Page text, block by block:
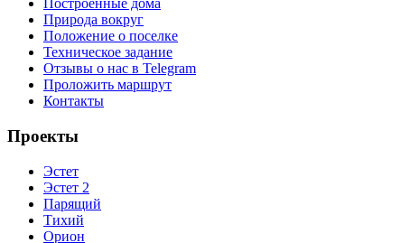
Построенные дома
Природа вокруг
Положение о поселке
Техническое задание
Отзывы о нас в Telegram
Проложить маршрут
Контакты
Проекты
Эстет
Эстет 2
Парящий
Тихий
Орион